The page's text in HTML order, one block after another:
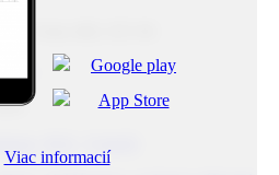
Viac informacií
Voda 468, 925 06